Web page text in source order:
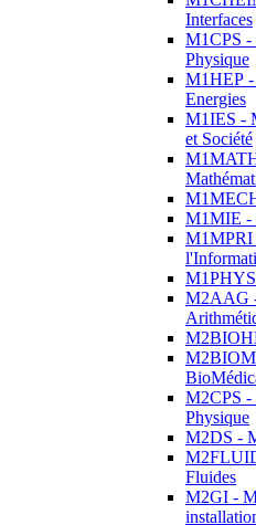
Interfaces
M1CPS -
Physique
M1HEP -
Energies
M1IES -
et Société
M1MIE -
M1MPRI
M2AAG
M2CPS -
Physique
M2DS -
Fluides
M2GI -